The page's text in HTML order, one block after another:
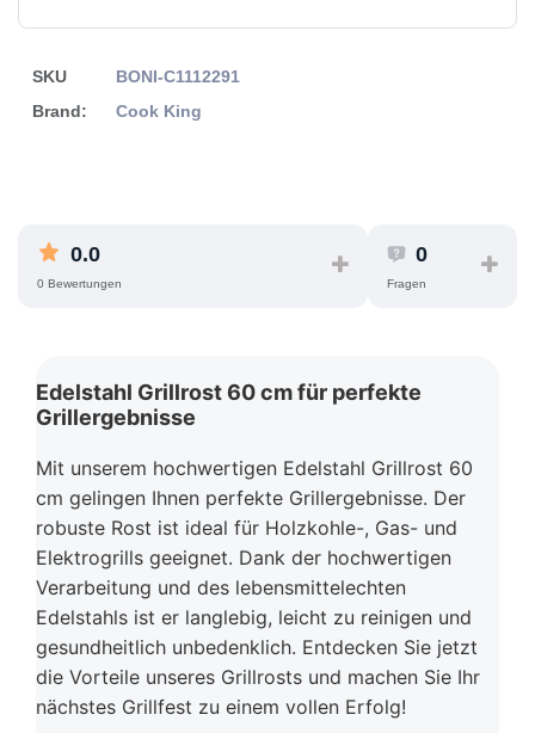
SKU
BONI-C1112291
Brand:
Cook King
0.0
0 Bewertungen
0
Fragen
Edelstahl Grillrost 60 cm für perfekte
Grillergebnisse
Mit unserem hochwertigen Edelstahl Grillrost 60
cm gelingen Ihnen perfekte Grillergebnisse. Der
robuste Rost ist ideal für Holzkohle-, Gas- und
Elektrogrills geeignet. Dank der hochwertigen
Verarbeitung und des lebensmittelechten
Edelstahls ist er langlebig, leicht zu reinigen und
gesundheitlich unbedenklich. Entdecken Sie jetzt
die Vorteile unseres Grillrosts und machen Sie Ihr
nächstes Grillfest zu einem vollen Erfolg!